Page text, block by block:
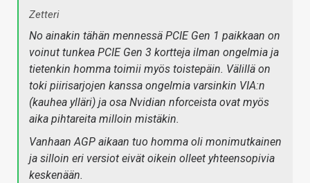
Zetteri
No ainakin tähän mennessä PCIE Gen 1 paikkaan on
voinut tunkea PCIE Gen 3 kortteja ilman ongelmia ja
tietenkin homma toimii myös toistepäin. Välillä on
toki piirisarjojen kanssa ongelmia varsinkin VIA:n
(kauhea ylläri) ja osa Nvidian nforceista ovat myös
aika pihtareita milloin mistäkin.
Vanhaan AGP aikaan tuo homma oli monimutkainen
ja silloin eri versiot eivät oikein olleet yhteensopivia
keskenään.